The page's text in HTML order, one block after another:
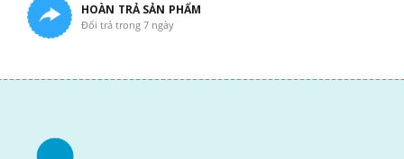
HOÀN TRẢ SẢN PHẨM
Đổi trả trong 7 ngày